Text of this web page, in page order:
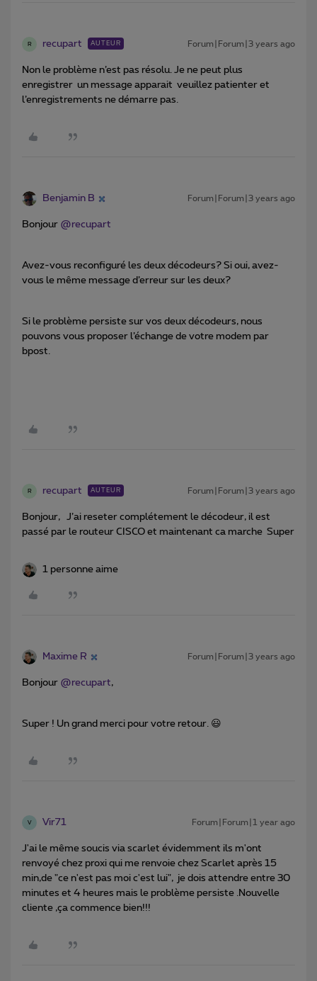
R recupart AUTEUR Forum|Forum|3 years ago
Non le problème n’est pas résolu. Je ne peut plus
enregistrer un message apparait veuillez patienter et
l’enregistrements ne démarre pas.
Benjamin B Forum|Forum|3 years ago
Bonjour @recupart
Avez-vous reconfiguré les deux décodeurs? Si oui, avez-
vous le même message d’erreur sur les deux?
Si le problème persiste sur vos deux décodeurs, nous
pouvons vous proposer l’échange de votre modem par
bpost.
R recupart AUTEUR Forum|Forum|3 years ago
Bonjour, J’ai reseter complétement le décodeur, il est
passé par le routeur CISCO et maintenant ca marche Super
1 personne aime
Maxime R Forum|Forum|3 years ago
Bonjour @recupart,
Super ! Un grand merci pour votre retour. 😃
V Vir71 Forum|Forum|1 year ago
J'ai le même soucis via scarlet évidemment ils m'ont
renvoyé chez proxi qui me renvoie chez Scarlet après 15
min,de "ce n'est pas moi c'est lui", je dois attendre entre 30
minutes et 4 heures mais le problème persiste .Nouvelle
cliente ,ça commence bien!!!